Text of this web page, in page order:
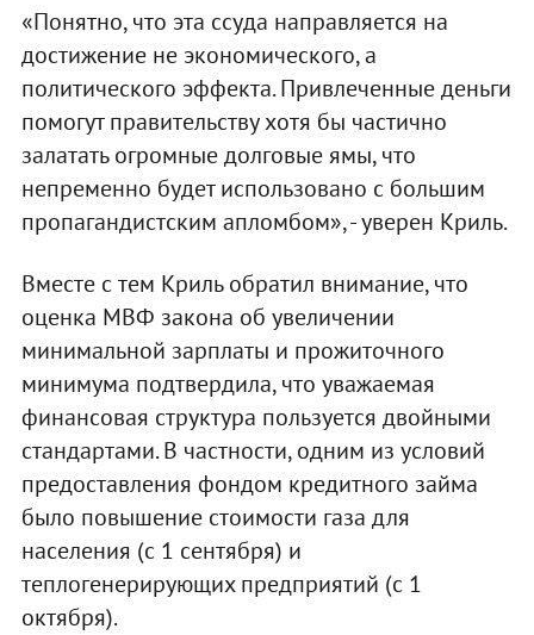
«Понятно, что эта ссуда направляется на
достижение не экономического, а
политического эффекта. Привлеченные деньги
помогут правительству хотя бы частично
залатать огромные долговые ямы, что
непременно будет использовано с большим
пропагандистским апломбом», - уверен Криль.
Вместе с тем Криль обратил внимание, что
оценка МВФ закона об увеличении
минимальной зарплаты и прожиточного
минимума подтвердила, что уважаемая
финансовая структура пользуется двойными
стандартами. В частности, одним из условий
предоставления фондом кредитного займа
было повышение стоимости газа для
населения (с 1 сентября) и
теплогенерирующих предприятий (с 1
октября).